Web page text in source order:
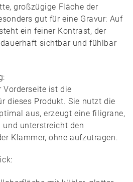
großzügige Fläche der
gut für eine Gravur: Auf
ein feiner Kontrast, der
sichtbar und fühlbar
Vorderseite ist die
dieses Produkt. Sie nutzt die
aus, erzeugt eine filigrane,
unterstreicht den
Klammer, ohne aufzutragen.